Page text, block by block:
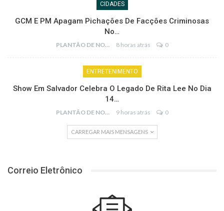
CIDADES
GCM E PM Apagam Pichações De Facções Criminosas
No…
PLANTÃO DE NOTÍCIAS 8 horas atrás 0
ENTRETENIMENTO
Show Em Salvador Celebra O Legado De Rita Lee No Dia
14…
PLANTÃO DE NOTÍCIAS 9 horas atrás 0
CARREGAR MAIS MENSAGENS
Correio Eletrônico